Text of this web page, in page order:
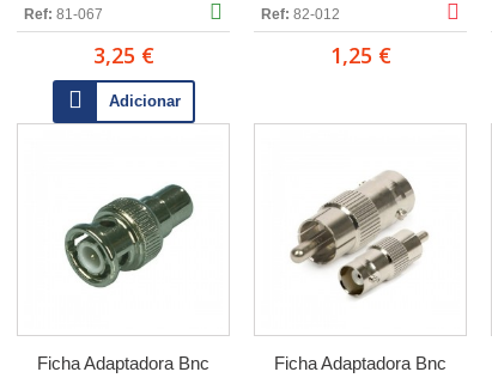
Ref: 81-067
3,25 €
Adicionar
Ref: 82-012
1,25 €
Ficha Adaptadora Bnc
Ficha Adaptadora Bnc